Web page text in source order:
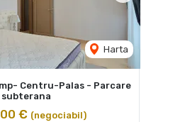
Harta
Centru-Palas - Parcare
subterana
€ (negociabil)